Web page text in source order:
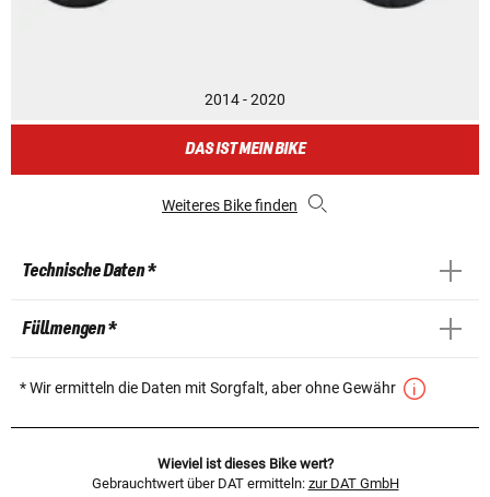
2014 - 2020
DAS IST MEIN BIKE
Weiteres Bike finden
Technische Daten *
Füllmengen *
* Wir ermitteln die Daten mit Sorgfalt, aber ohne Gewähr
Wieviel ist dieses Bike wert?
Gebrauchtwert über DAT ermitteln: zur DAT GmbH